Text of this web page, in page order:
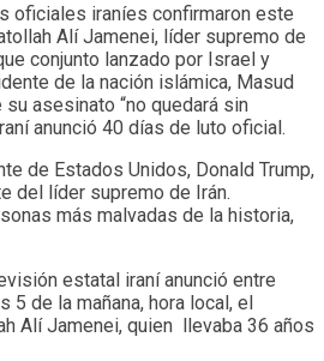
oficiales iraníes confirmaron este
Alí Jamenei, líder supremo de
conjunto lanzado por Israel y
de la nación islámica, Masud
asesinato “no quedará sin
anunció 40 días de luto oficial.
de Estados Unidos, Donald Trump,
del líder supremo de Irán.
más malvadas de la historia,
estatal iraní anunció entre
5 de la mañana, hora local, el
Alí Jamenei, quien llevaba 36 años